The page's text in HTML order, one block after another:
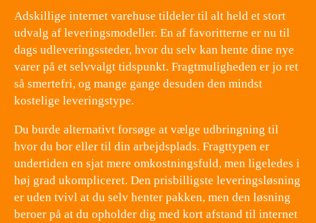
Adskillige internet varehuse tildeler til alt held et stort
udvalg af leveringsmodeller. En af favoritterne er nu til
dags udleveringssteder, hvor du selv kan hente dine nye
varer på et selvvalgt tidspunkt. Fragtmuligheden er jo ret
så smertefri, og mange gange desuden den mindst
kostelige leveringstype.
Du burde alternativt forsøge at vælge udbringning til
hvor du bor eller til din arbejdsplads. Fragttypen er
undertiden en sjat mere omkostningsfuld, men ligeledes i
høj grad ukompliceret. Den prisbilligste leveringsløsning
er uden tvivl at du selv henter pakken, men den løsning
beroer på at du opholder dig med kort afstand til internet